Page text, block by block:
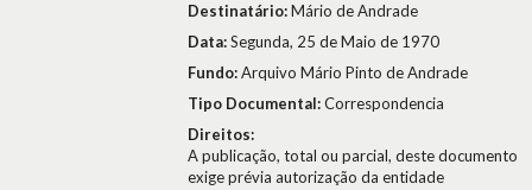
Destinatário:Mário de Andrade
Data:Segunda, 25 de Maio de 1970
Fundo:Arquivo Mário Pinto de Andrade
Tipo Documental:Correspondencia
Direitos:
A publicação, total ou parcial, deste documento
exige prévia autorização da entidade